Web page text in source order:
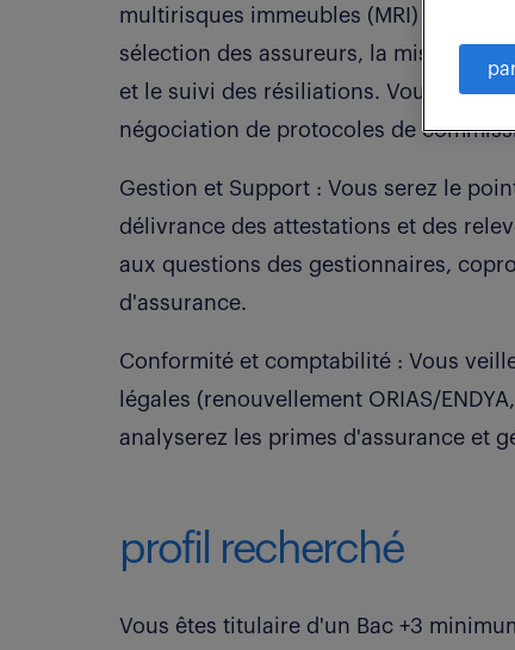
multirisques immeubles (MRI) et
sélection des assureurs, la mise en
et le suivi des résiliations. Vous serez
négociation de protocoles de
Gestion et Support : Vous serez le
délivrance des attestations et des
aux questions des gestionnaires,
d'assurance.
Conformité et comptabilité : Vous
légales (renouvellement ORIAS/
analyserez les primes d'assurance et
profil recherché
Vous êtes titulaire d'un Bac +3